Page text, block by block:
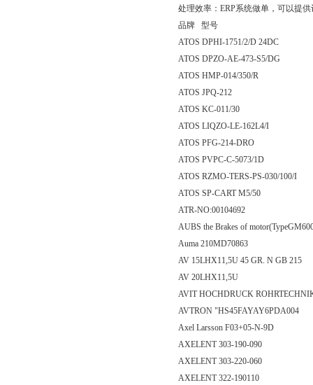
处理效率：ERP系统做单，可以提
品牌 型号
ATOS DPHI-1751/2/D 24DC
ATOS DPZO-AE-473-S5/DG
ATOS HMP-014/350/R
ATOS JPQ-212
ATOS KC-011/30
ATOS LIQZO-LE-162L4/I
ATOS PFG-214-DRO
ATOS PVPC-C-5073/1D
ATOS RZMO-TERS-PS-030/100/I
ATOS SP-CART M5/50
ATR-NO:00104692
AUBS the Brakes of
Auma 210MD70863
AV 15LHX11,5U 45 GR. N GB 215
AV 20LHX11,5U
AVIT HOCHDRUCK
AVTRON "HS45FAYAY6PDA004
Axel Larsson F03+05-N-9D
AXELENT 303-190-090
AXELENT 303-220-060
AXELENT 322-190110